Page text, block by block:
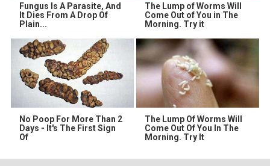
Fungus Is A Parasite, And
It Dies From A Drop Of
Plain...
The Lump of Worms Will
Come Out of You in The
Morning. Try it
No Poop For More Than 2
Days - It's The First Sign
Of
The Lump Of Worms Will
Come Out Of You In The
Morning. Try It